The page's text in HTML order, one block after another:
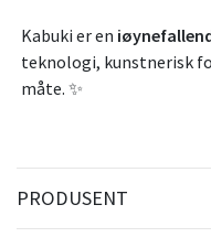
Kabuki er en
teknologi, kunstnerisk
måte. ✨
PRODUSENT